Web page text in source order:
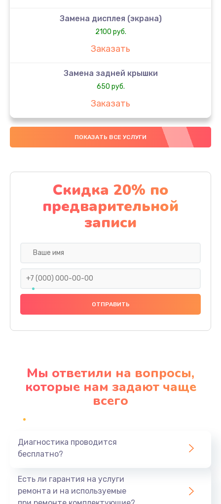
Замена дисплея (экрана)
2100 руб.
Заказать
Замена задней крышки
650 руб.
Заказать
Замена аккумулятора
4000 руб.
Замена материнской платы
1100 руб.
Заказать
Замена праймера
1000 руб.
Заказать
Профилактическая чистка
Заказать
ПОКАЗАТЬ ВСЕ УСЛУГИ
Скидка 20% по
предварительной
записи
Мы ответили на вопросы,
которые нам задают чаще
всего
Диагностика проводится
бесплатно?
Есть ли гарантия на услуги
ремонта и на используемые